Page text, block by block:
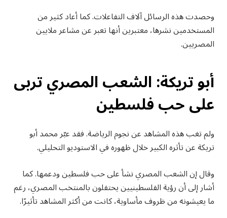
وحصدت هذه الرسائل آلاف التفاعلات. كما أعاد كثير من
المستخدمين نشرها، معتبرين أنها تعبر عن مشاعر ملايين
المصريين.
أبو تريكة: الشعب المصري تربى
على حب فلسطين
ولم تغب هذه المشاهد عن نجوم الرياضة. فقد عبّر محمد أبو
تريكة عن تأثره الكبير خلال ظهوره في الاستوديو التحليلي.
وقال إن الشعب المصري نشأ على حب فلسطين ودعمها. كما
أشار إلى أن رؤية الفلسطينيين يحتفلون بالمنتخب المصري، رغم
ما يعيشونه من ظروف مأساوية، كانت من أكثر المشاهد تأثيرًا.